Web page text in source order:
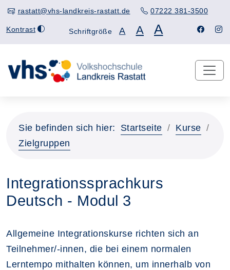
rastatt@vhs-landkreis-rastatt.de 07222 381-3500
Kontrast Schriftgröße A A A
Sie befinden sich hier: Startseite
Kurse
Zielgruppen
Integrationssprachkurs
Deutsch - Modul 3
Allgemeine Integrationskurse richten sich an
Teilnehmer/-innen, die bei einem normalen
Lerntempo mithalten können, um innerhalb von